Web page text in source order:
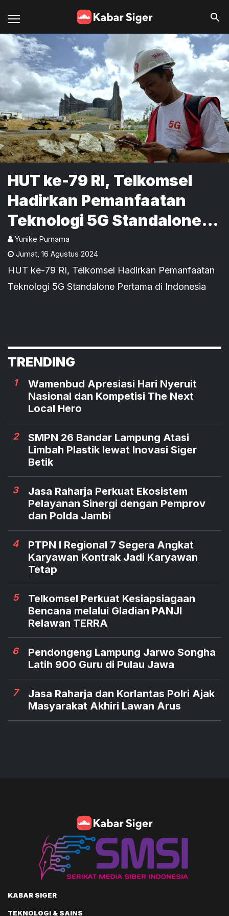
HUT ke-79 RI, Telkomsel
Hadirkan Pemanfaatan
Teknologi 5G Standalone
Pertama di Indonesia
Yunike Purnama
Jumat 16 Agustus 2024
HUT ke-79 RI, Telkomsel Hadirkan Pemanfaatan
Teknologi 5G Standalone Pertama di Indonesia
TRENDING
1
Wamenbud Apresiasi Hari Nyeruit
Nasional dan Kompetisi The Next
Local Hero
2
SMPN 26 Bandar Lampung Atasi
Limbah Plastik lewat Inovasi Siger
Betik
3
Jasa Raharja Perkuat Ekosistem
Pelayanan Sinergi dengan Pemprov
dan Polda Jambi
4
PTPN I Regional 7 Segera Angkat
Karyawan Kontrak Jadi Karyawan
Tetap
5
Telkomsel Perkuat Kesiapsiagaan
Bencana melalui Gladian PANJI
Relawan TERRA
6
Pendongeng Lampung Jarwo Songha
Latih 900 Guru di Pulau Jawa
7
Jasa Raharja dan Korlantas Polri Ajak
Masyarakat Akhiri Lawan Arus
KABAR SIGER
TEKNOLOGI & SAINS